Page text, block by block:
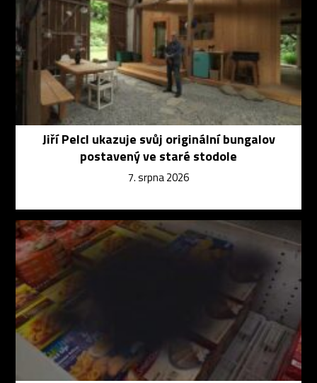
Jiří Pelcl ukazuje svůj originální bungalov
postavený ve staré stodole
7. srpna 2026